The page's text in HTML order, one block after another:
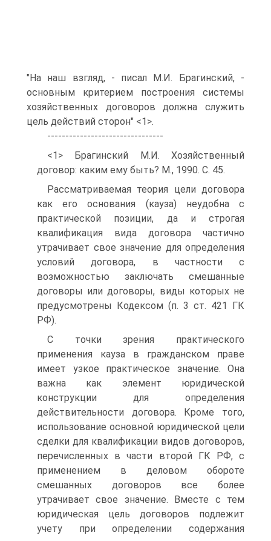
"На наш взгляд, - писал М.И. Брагинский, -
основным критерием построения системы
хозяйственных договоров должна служить
цель действий сторон" <1>.
--------------------------------
<1> Брагинский М.И. Хозяйственный
договор: каким ему быть? М., 1990. С. 45.
Рассматриваемая теория цели договора
как его основания (кауза) неудобна с
практической позиции, да и строгая
квалификация вида договора частично
утрачивает свое значение для определения
условий договора, в частности с
возможностью заключать смешанные
договоры или договоры, виды которых не
предусмотрены Кодексом (п. 3 ст. 421 ГК
РФ).
С точки зрения практического
применения кауза в гражданском праве
имеет узкое практическое значение. Она
важна как элемент юридической
конструкции для определения
действительности договора. Кроме того,
использование основной юридической цели
сделки для квалификации видов договоров,
перечисленных в части второй ГК РФ, с
применением в деловом обороте
смешанных договоров все более
утрачивает свое значение. Вместе с тем
юридическая цель договоров подлежит
учету при определении содержания